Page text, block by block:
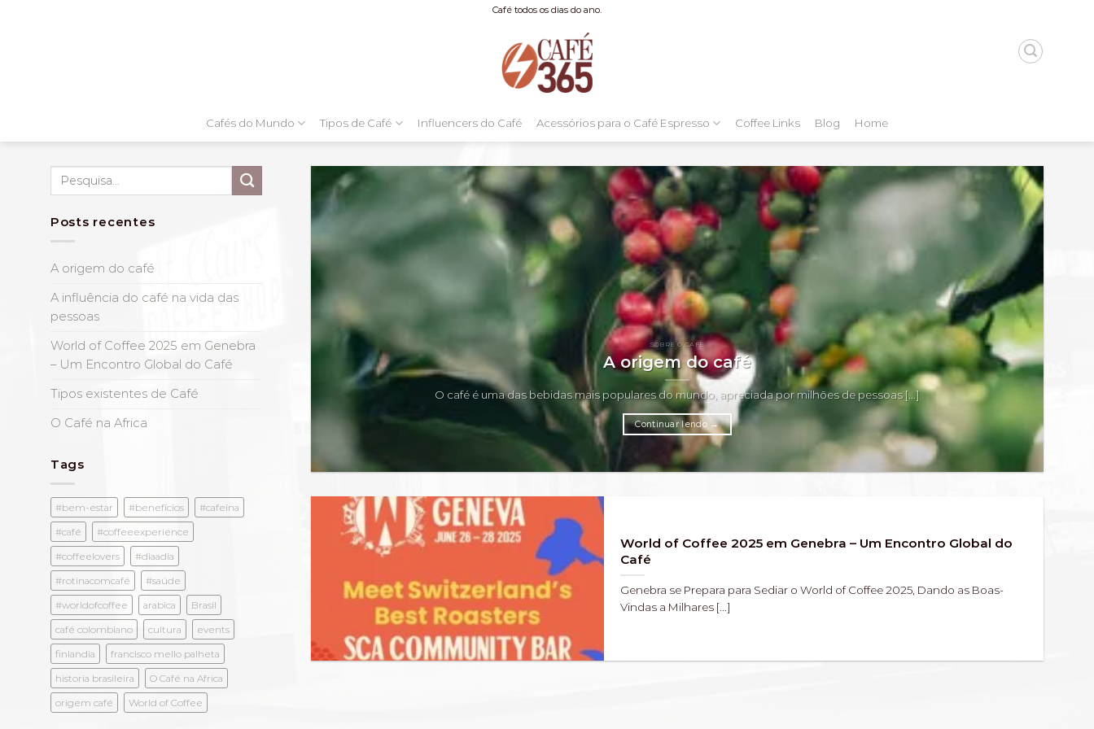
Café todos os dias do ano.
Cafés do Mundo Tipos de Café Influencers do Café Acessórios para o Café Espresso Coffee Links Blog Home
Pesquisar
Posts recentes
A origem do café
A influência do café na vida das
pessoas
World of Coffee 2025 em Genebra
– Um Encontro Global do Café
Tipos existentes de Café
O Café na Africa
Tags
#bem-estar #benefícios
#cafeína
#café
#coffeeexperience
#coffeelovers
#diaadia
#rotinacomcafé
#saúde
#worldofcoffee
arabica
Brasil
café colombiano
cultura
events
finlandia
francisco mello palheta
historia brasileira
O Café na Africa
origem café
World of Coffee
SOBRE O CAFÉ
A origem do café
O café é uma das bebidas mais populares do mundo, apreciada por milhões de pessoas [...]
Continuar lendo →
em todas as regiões [...]
World of Coffee 2025 em Genebra – Um Encontro Global do
Café
Genebra se Prepara para Sediar o World of Coffee 2025, Dando as Boas-
Vindas a Milhares [...]